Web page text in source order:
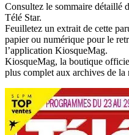
Consultez le sommaire détaillé
Télé Star.
Feuilletez un extrait de cette
papier ou numérique pour le
l’application KiosqueMag.
KiosqueMag, la boutique
plus complet aux archives de la